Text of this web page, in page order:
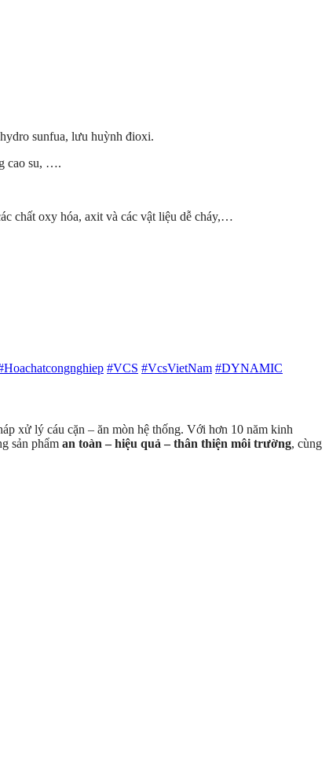
sunfua, lưu huỳnh đioxi.
cao su, ….
chất oxy hóa, axit và các vật liệu dễ cháy,…
#VCS #VcsVietNam #DYNAMIC
xử lý cáu cặn – ăn mòn hệ thống. Với hơn 10 năm kinh
sản phẩm an toàn – hiệu quả – thân thiện môi trường, cùng